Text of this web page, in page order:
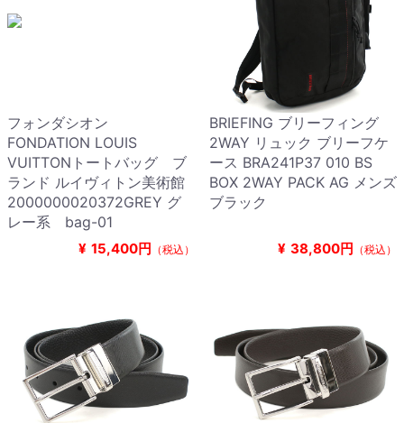
フォンダシオン
FONDATION LOUIS
VUITTONトートバッグ ブ
ランド ルイヴィトン美術館
2000000020372GREY グ
レー系 bag-01
¥ 15,400円 （税込）
BRIEFING ブリーフィング
2WAY リュック ブリーフケ
ース BRA241P37 010 BS
BOX 2WAY PACK AG メンズ
ブラック
¥ 38,800円 （税込）